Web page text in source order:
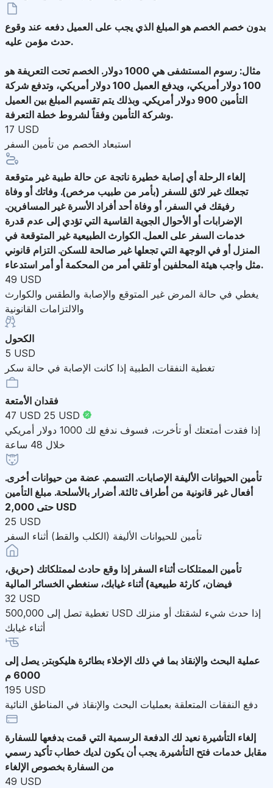
بدون خصم الخصم هو المبلغ الذي يجب على العميل دفعه عند وقوع
حدث مؤمن عليه.
مثال: رسوم المستشفى هي 1000 دولار. الخصم تحت التعريفة هو
100 دولار أمريكي، ويدفع العميل 100 دولار أمريكي، وتدفع شركة
التأمين 900 دولار أمريكي. وبذلك يتم تقسيم المبلغ بين العميل
وشركة التأمين وفقاً لشروط خطة التعرفة.
17 USD
استبعاد الخصم من تأمين السفر
إلغاء الرحلة أي إصابة خطيرة ناتجة عن حالة طبية غير متوقعة
تجعلك غير لائق للسفر (بأمر من طبيب مرخص). وفاتك أو وفاة
رفيقك في السفر، أو وفاة أحد أفراد الأسرة غير المسافرين.
الإضرابات أو الأحوال الجوية القاسية التي تؤدي إلى عدم قدرة
خدمات السفر على العمل. الكوارث الطبيعية غير المتوقعة في
المنزل أو في الوجهة التي تجعلها غير صالحة للسكن. التزام قانوني
مثل واجب هيئة المحلفين أو تلقي أمر من المحكمة أو أمر استدعاء.
49 USD
يغطي في حالة المرض غير المتوقع والإصابة والطقس والكوارث
والالتزامات القانونية
الكحول
5 USD
تغطية النفقات الطبية إذا كانت الإصابة في حالة سكر
فقدان الأمتعة
47 USD 25 USD
إذا فقدت أمتعتك أو تأخرت، فسوف ندفع لك 1000 دولار أمريكي
خلال 48 ساعة
تأمين الحيوانات الأليفة الإصابات. التسمم. عضة من حيوانات أخرى.
أفعال غير قانونية من أطراف ثالثة. أضرار بالأسلحة. مبلغ التأمين
حتى 2,000 USD
25 USD
تأمين للحيوانات الأليفة (الكلب والقط) أثناء السفر
تأمين الممتلكات أثناء السفر إذا وقع حادث لممتلكاتك (حريق،
فيضان، كارثة طبيعية) أثناء غيابك، سنغطي الخسائر المالية
32 USD
تغطية تصل إلى 500,000 USD إذا حدث شيء لشقتك أو منزلك
أثناء غيابك
عملية البحث والإنقاذ بما في ذلك الإخلاء بطائرة هليكوبتر. يصل إلى
6000 م
195 USD
دفع النفقات المتعلقة بعمليات البحث والإنقاذ في المناطق النائية
إلغاء التأشيرة نعيد لك الدفعة الرسمية التي قمت بدفعها للسفارة
مقابل خدمات فتح التأشيرة. يجب أن يكون لديك خطاب تأكيد رسمي
من السفارة بخصوص الإلغاء
49 USD